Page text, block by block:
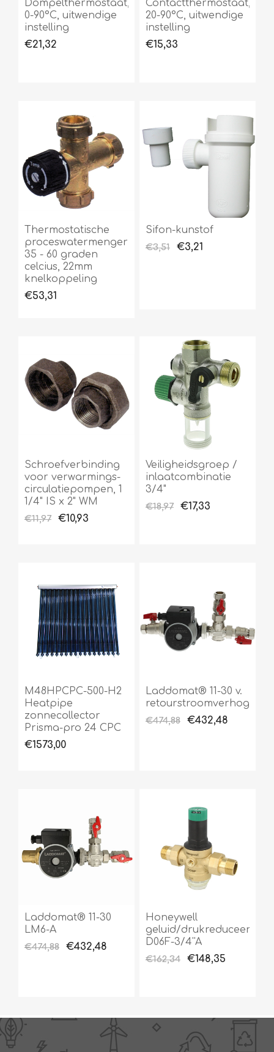
Dompelthermostaat,
0-90°C, uitwendige
instelling
€21,32
Contactthermostaat,
20-90°C, uitwendige
instelling
€15,33
Thermostatische
proceswatermenger
35 - 60 graden
celcius, 22mm
knelkoppeling
€53,31
Sifon-kunstof
€3,51 €3,21
Schroefverbinding
voor verwarmings-
circulatiepompen, 1
1/4" IS x 2" WM
€11,97 €10,93
Veiligheidsgroep /
inlaatcombinatie
3/4"
€18,97 €17,33
M48HPCPC-500-H2
Heatpipe
zonnecollector
Prisma-pro 24 CPC
€1573,00
Laddomat® 11-30 v.
retourstroomverhoging
€474,88 €432,48
Laddomat® 11-30
LM6-A
€474,88 €432,48
Honeywell
geluid/
D06F-3/4''A
€162,34 €148,35